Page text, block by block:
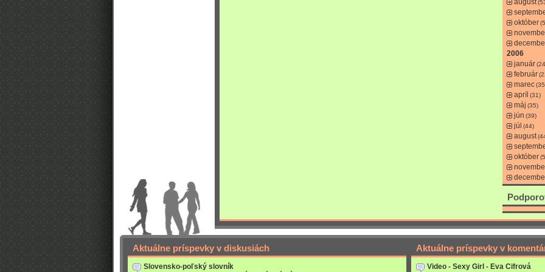
august
október
2006
január
február
marec
apríl (31)
máj (35)
jún (39)
júl (44)
august
október
Aktuálne príspevky v diskusiách
Slovensko-poľský slovník
Aktuálne príspevky v
Video - Sexy Girl - Eva Cifrová